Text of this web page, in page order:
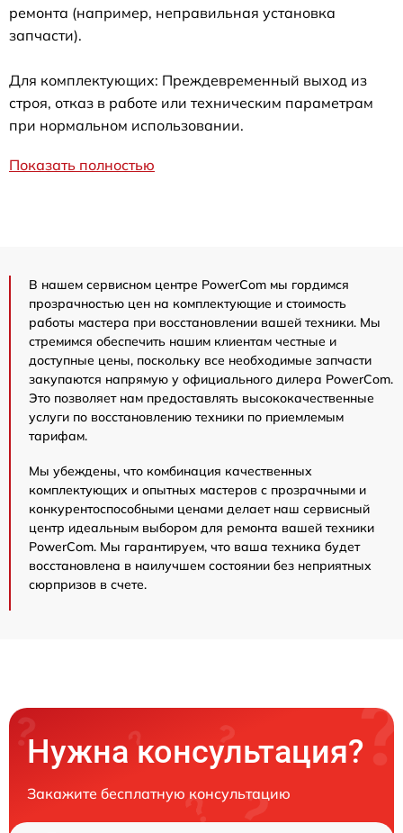
ремонта (например, неправильная установка
запчасти).
Для комплектующих: Преждевременный выход из
строя, отказ в работе или техническим параметрам
при нормальном использовании.
Показать полностью
В нашем сервисном центре PowerCom мы гордимся
прозрачностью цен на комплектующие и стоимость
работы мастера при восстановлении вашей техники. Мы
стремимся обеспечить нашим клиентам честные и
доступные цены, поскольку все необходимые запчасти
закупаются напрямую у официального дилера PowerCom.
Это позволяет нам предоставлять высококачественные
услуги по восстановлению техники по приемлемым
тарифам.
Мы убеждены, что комбинация качественных
комплектующих и опытных мастеров с прозрачными и
конкурентоспособными ценами делает наш сервисный
центр идеальным выбором для ремонта вашей техники
PowerCom. Мы гарантируем, что ваша техника будет
восстановлена в наилучшем состоянии без неприятных
сюрпризов в счете.
Нужна консультация?
Закажите бесплатную консультацию